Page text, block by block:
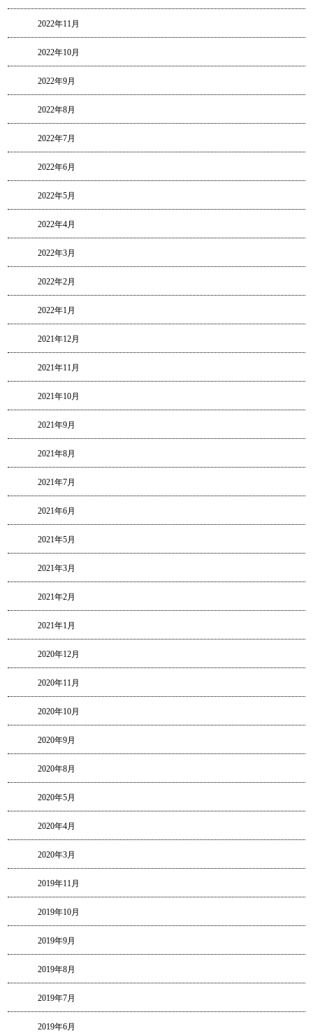
2022年11月
2022年10月
2022年9月
2022年8月
2022年7月
2022年6月
2022年5月
2022年4月
2022年3月
2022年2月
2022年1月
2021年12月
2021年11月
2021年10月
2021年9月
2021年8月
2021年7月
2021年6月
2021年5月
2021年3月
2021年2月
2021年1月
2020年12月
2020年11月
2020年10月
2020年9月
2020年8月
2020年5月
2020年4月
2020年3月
2019年11月
2019年10月
2019年9月
2019年8月
2019年7月
2019年6月